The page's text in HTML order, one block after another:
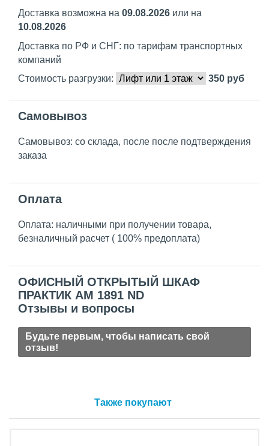
Доставка возможна на 09.08.2026 или на
10.08.2026
Доставка по РФ и СНГ: по тарифам транспортных
компаний
Стоимость разгрузки:
350 руб
Самовывоз
Самовывоз: со склада, после после подтверждения
заказа
Оплата
Оплата: наличными при получении товара,
безналичный расчет ( 100% предоплата)
ОФИСНЫЙ ОТКРЫТЫЙ ШКАФ
ПРАКТИК AM 1891 ND
Отзывы и вопросы
Будьте первым, чтобы написать свой
отзыв!
Также покупают